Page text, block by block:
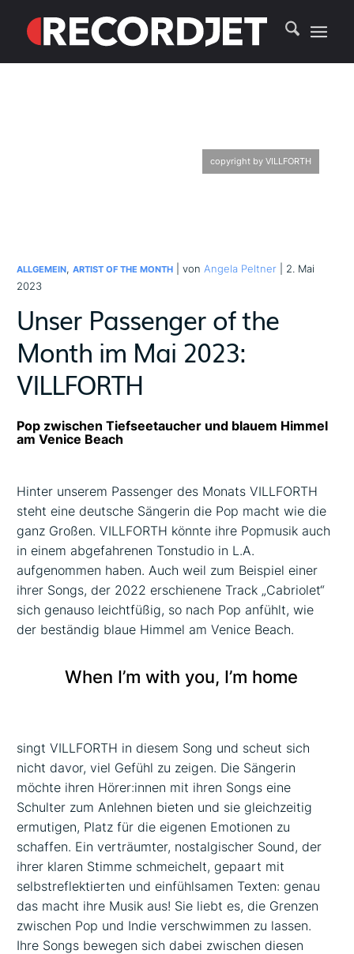
copyright by VILLFORTH
ALLGEMEIN,ARTIST OF THE MONTH | von Angela Peltner | 2. Mai
2023
Unser Passenger of the
Month im Mai 2023:
VILLFORTH
Pop zwischen Tiefseetaucher und blauem Himmel
am Venice Beach
Hinter unserem Passenger des Monats VILLFORTH
steht eine deutsche Sängerin die Pop macht wie die
ganz Großen. VILLFORTH könnte ihre Popmusik auch
in einem abgefahrenen Tonstudio in L.A.
aufgenommen haben. Auch weil zum Beispiel einer
ihrer Songs, der 2022 erschienene Track „Cabriolet“
sich genauso leichtfüßig, so nach Pop anfühlt, wie
der beständig blaue Himmel am Venice Beach.
When I’m with you, I’m home
singt VILLFORTH in diesem Song und scheut sich
nicht davor, viel Gefühl zu zeigen. Die Sängerin
möchte ihren Hörer:innen mit ihren Songs eine
Schulter zum Anlehnen bieten und sie gleichzeitig
ermutigen, Platz für die eigenen Emotionen zu
schaffen. Ein verträumter, nostalgischer Sound, der
ihrer klaren Stimme schmeichelt, gepaart mit
selbstreflektierten und einfühlsamen Texten: genau
das macht ihre Musik aus! Sie liebt es, die Grenzen
zwischen Pop und Indie verschwimmen zu lassen.
Ihre Songs bewegen sich dabei zwischen diesen